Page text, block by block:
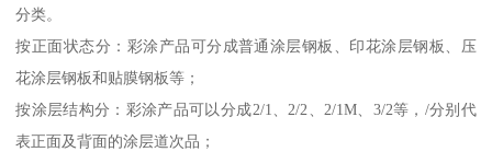
分类。
按正面状态分：彩涂产品可分成普通涂层钢板、印花涂层钢板、压
花涂层钢板和贴膜钢板等；
按涂层结构分：彩涂产品可以分成2/1、2/2、2/1M、3/2等，/分别代
表正面及背面的涂层道次品；